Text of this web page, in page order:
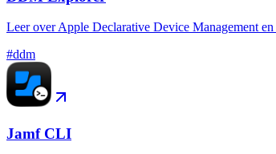
Leer over Apple Declarative Device Management
#ddm
Jamf CLI